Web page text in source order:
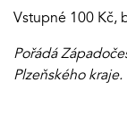
Vstupné 100 Kč,
Pořádá
Plzeňského kraje.